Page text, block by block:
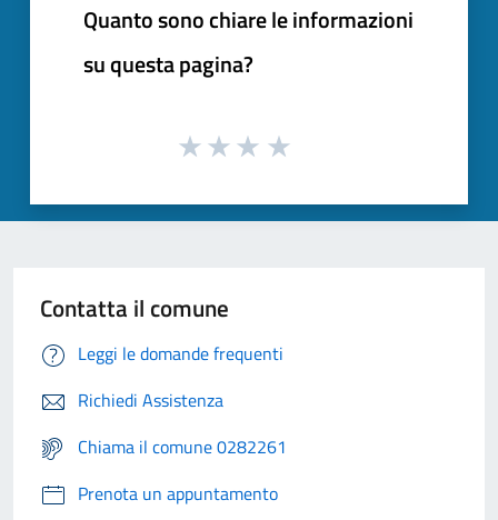
Quanto sono chiare le informazioni
su questa pagina?
Contatta il comune
Leggi le domande frequenti
Richiedi Assistenza
Chiama il comune 0282261
Prenota un appuntamento